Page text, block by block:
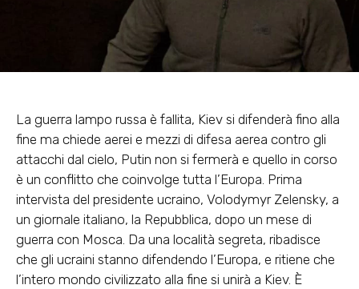
La guerra lampo russa è fallita, Kiev si difenderà fino alla
fine ma chiede aerei e mezzi di difesa aerea contro gli
attacchi dal cielo, Putin non si fermerà e quello in corso
è un conflitto che coinvolge tutta l’Europa. Prima
intervista del presidente ucraino, Volodymyr Zelensky, a
un giornale italiano, la Repubblica, dopo un mese di
guerra con Mosca. Da una località segreta, ribadisce
che gli ucraini stanno difendendo l’Europa, e ritiene che
l’intero mondo civilizzato alla fine si unirà a Kiev. È